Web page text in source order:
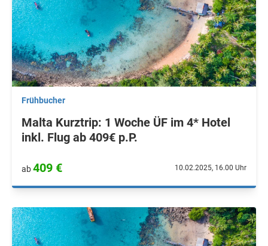
Frühbucher
Malta Kurztrip: 1 Woche ÜF im 4* Hotel
inkl. Flug ab 409€ p.P.
ab409 € 10.02.2025, 16.00 Uhr